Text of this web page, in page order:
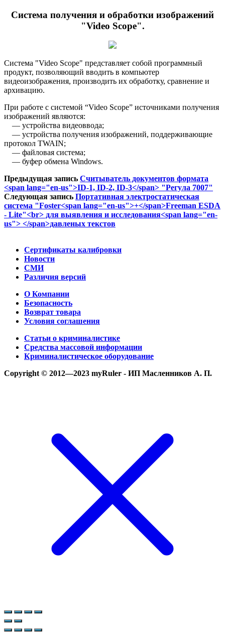
Cистема получения и обработки изображений
"Video Scope".
Система "Video Scope" представляет собой программный
продукт, позволяющий вводить в компьютер
видеоизображения, производить их обработку, сравнение и
архивацию.
При работе с системой “Video Scope” источниками получения
изображений являются:
— устройства видеоввода;
— устройства получения изображений, поддерживающие
протокол TWAIN;
— файловая система;
— буфер обмена Windows.
Предыдущая запись Считыватель документов формата
<span lang="en-us">ID-1, ID-2, ID-3</span> "Регула 7007"
Следующая запись Портативная электростатическая
система "Foster<span lang="en-us">+</span>Freeman ESDA
- Lite"<br> для выявления и исследования<span lang="en-
us"> </span>давленых текстов
Сертификаты калибровки
Новости
СМИ
Различия версий
О Компании
Безопасность
Возврат товара
Условия соглашения
Статьи о криминалистике
Средства массовой информации
Криминалистическое оборудование
Copyright © 2012—2023 myRuler - ИП Масленников А. П.